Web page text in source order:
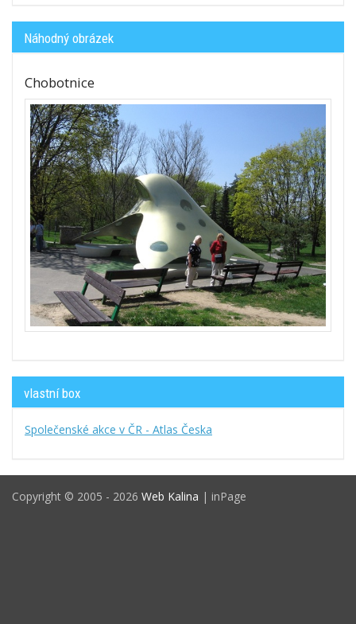
Náhodný obrázek
Chobotnice
vlastní box
Společenské akce v ČR - Atlas Česka
Copyright © 2005 - 2026 Web Kalina | inPage